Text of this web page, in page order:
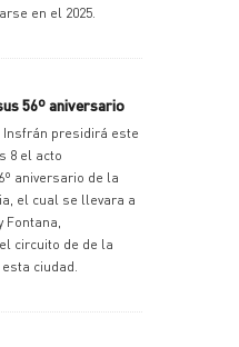
en el 2025.
56º aniversario
Insfrán presidirá este
8 el acto
aniversario de la
el cual se llevara a
Fontana,
circuito de de la
ciudad.